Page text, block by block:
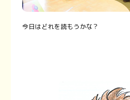
今日はどれを読もうかな？